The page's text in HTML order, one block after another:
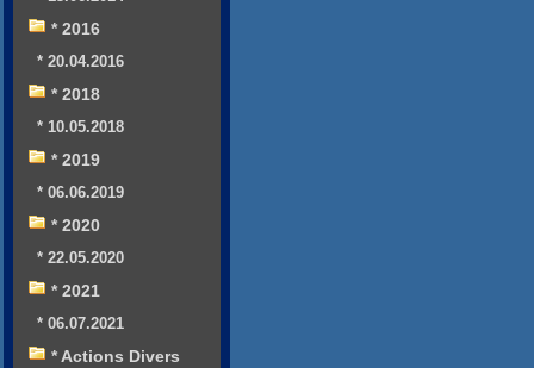
* 2016
* 20.04.2016
* 2018
* 10.05.2018
* 2019
* 06.06.2019
* 2020
* 22.05.2020
* 2021
* 06.07.2021
* Actions Divers